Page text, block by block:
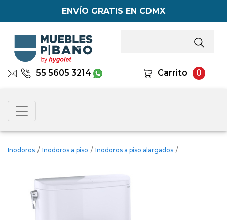
ENVÍO GRATIS EN CDMX
55 5605 3214 Carrito 0
Inodoros / Inodoros a piso / Inodoros a piso alargados /